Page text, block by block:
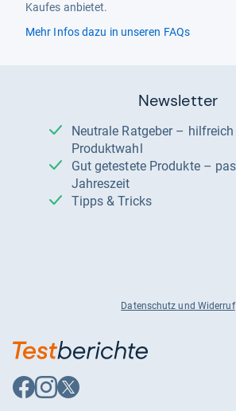
Kaufes anbietet.
Mehr Infos dazu in unseren FAQs
Newsletter
Neutrale Ratgeber – hilfreich für Ihre
Produktwahl
Gut getestete Produkte – passend zur
Jahreszeit
Tipps & Tricks
Datenschutz und Widerruf
Auf
Facebook
Auf
Instagram
Auf
X